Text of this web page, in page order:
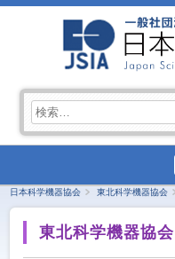
日本科学機器協会 東北科学機器協会
東北科学機器協会